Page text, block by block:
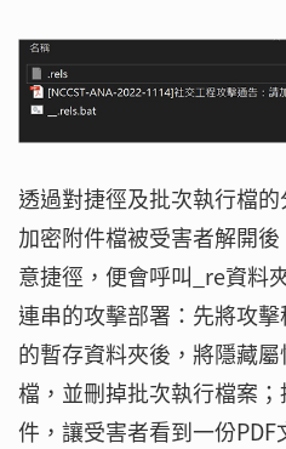
透過對捷徑及批次執行檔
加密附件檔被受害者解開
意捷徑，便會呼叫_re資料
連串的攻擊部署：先將攻
的暫存資料夾後，將隱藏
檔，並刪掉批次執行檔案
件，讓受害者看到一份